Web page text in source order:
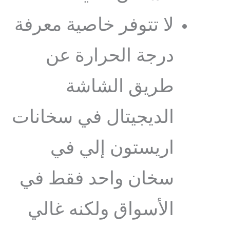
لا تتوفر خاصية معرفة
درجة الحرارة عن
طريق الشاشة
الديجيتال في سخانات
اريستون إلي في
سخان واحد فقط في
الأسواق ولكنه غالي